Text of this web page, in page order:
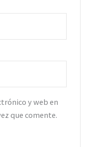
y web en
que comente.